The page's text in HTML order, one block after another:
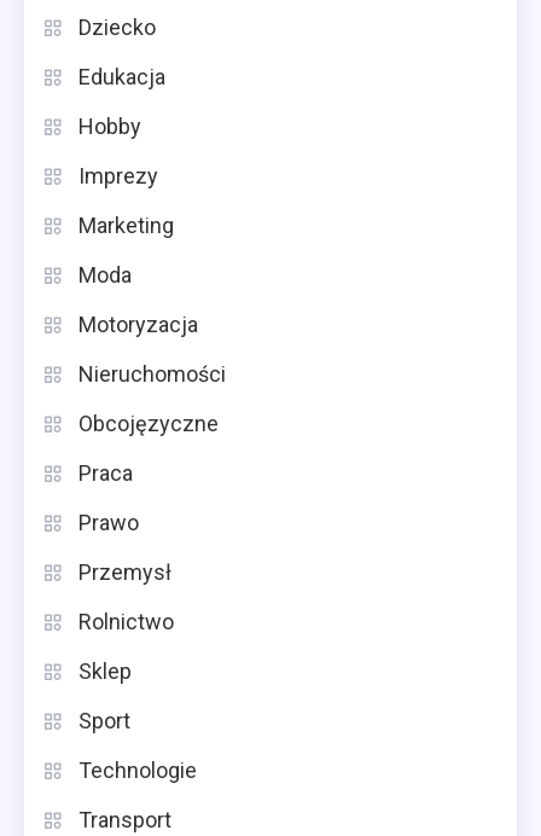
Dziecko
Edukacja
Hobby
Imprezy
Marketing
Moda
Motoryzacja
Nieruchomości
Obcojęzyczne
Praca
Prawo
Przemysł
Rolnictwo
Sklep
Sport
Technologie
Transport